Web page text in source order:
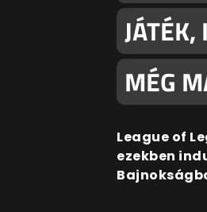
JÁTÉK,
MÉG
League of
ezekben